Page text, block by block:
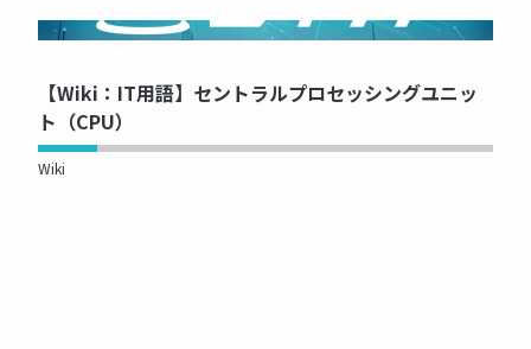
NOW PRINTING...
【Wiki：IT用語】セントラルプロセッシングユニッ
ト（CPU）
Wiki